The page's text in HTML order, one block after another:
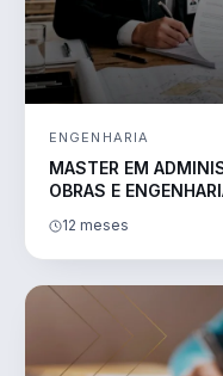
ENGENHARIA
MASTER EM
OBRAS E
12 meses